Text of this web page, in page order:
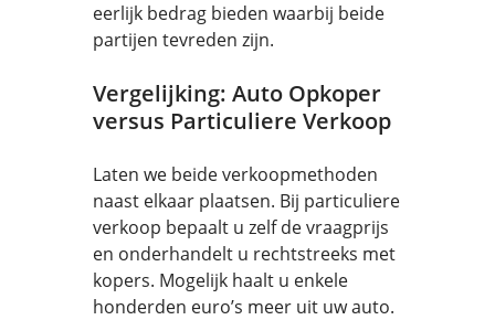
eerlijk bedrag bieden waarbij beide
partijen tevreden zijn.
Vergelijking: Auto Opkoper
versus Particuliere Verkoop
Laten we beide verkoopmethoden
naast elkaar plaatsen. Bij particuliere
verkoop bepaalt u zelf de vraagprijs
en onderhandelt u rechtstreeks met
kopers. Mogelijk haalt u enkele
honderden euro’s meer uit uw auto.